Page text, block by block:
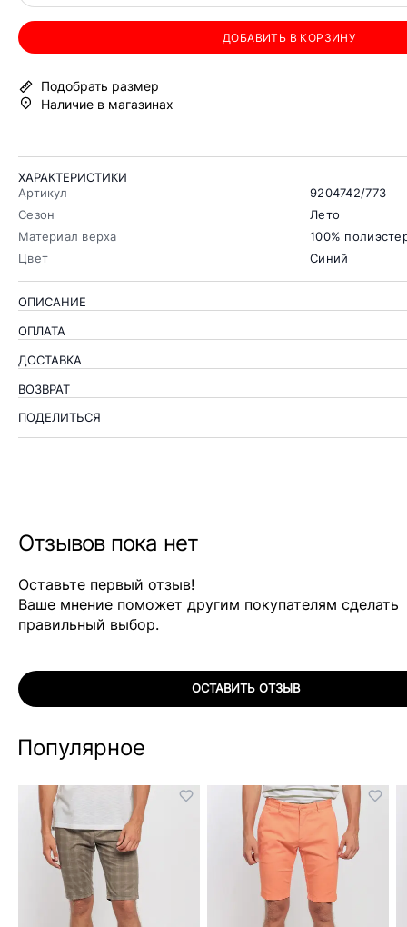
ДОБАВИТЬ В КОРЗИНУ
Подобрать размер
Наличие в магазинах
ХАРАКТЕРИСТИКИ
Артикул
9204742/773
Сезон
Лето
Материал верха
100%
Цвет
Синий
ОПИСАНИЕ
ОПЛАТА
ДОСТАВКА
ВОЗВРАТ
ПОДЕЛИТЬСЯ
Отзывов пока нет
Оставьте первый отзыв!
Ваше мнение поможет другим покупателям сделать
правильный выбор.
ОСТАВИТЬ ОТЗЫВ
Популярное